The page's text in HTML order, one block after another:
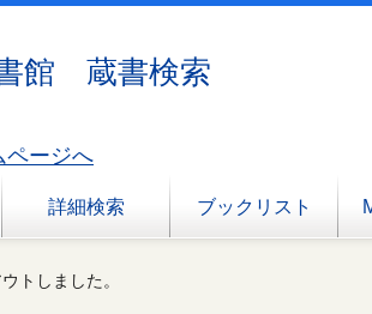
館 蔵書検索
ページへ
詳細検索 ブックリスト
トしました。